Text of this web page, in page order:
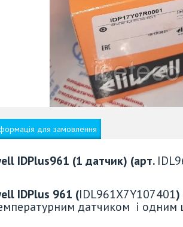
для замовлення
IDPlus961 (1 датчик) (арт.
IDPlus 961 (IDL961X7Y107401)
датчиком і